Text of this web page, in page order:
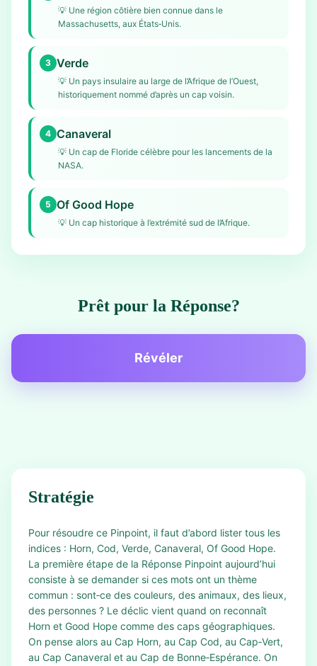
💡 Une région côtière bien connue dans le
Massachusetts, aux États‑Unis.
3 Verde
💡 Un pays insulaire au large de l’Afrique de l’Ouest,
historiquement nommé d’après un cap voisin.
4 Canaveral
💡 Un cap de Floride célèbre pour les lancements de la
NASA.
5 Of Good Hope
💡 Un cap historique à l’extrémité sud de l’Afrique.
Prêt pour la Réponse?
Révéler
Stratégie
Pour résoudre ce Pinpoint, il faut d’abord lister tous les
indices : Horn, Cod, Verde, Canaveral, Of Good Hope.
La première étape de la Réponse Pinpoint aujourd’hui
consiste à se demander si ces mots ont un thème
commun : sont‑ce des couleurs, des animaux, des lieux,
des personnes ? Le déclic vient quand on reconnaît
Horn et Good Hope comme des caps géographiques.
On pense alors au Cap Horn, au Cap Cod, au Cap‑Vert,
au Cap Canaveral et au Cap de Bonne‑Espérance. On